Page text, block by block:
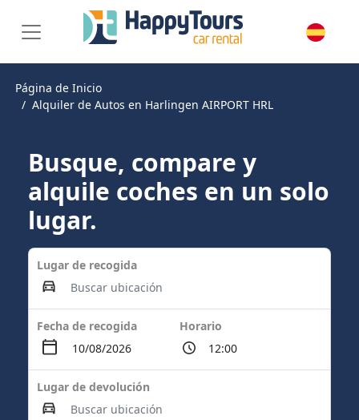
Página de Inicio
Alquiler de Autos en Harlingen AIRPORT HRL
Busque, compare y
alquile coches en un solo
lugar.
Lugar de recogida
Fecha de recogida Horario
Lugar de devolución